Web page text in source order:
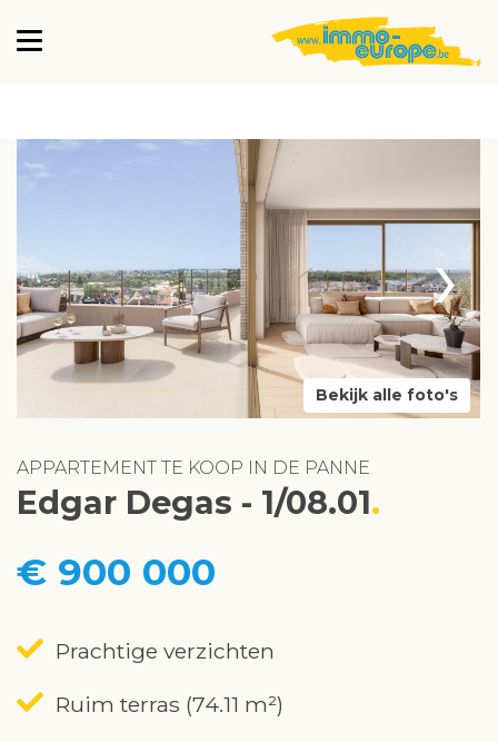
›
Bekijk alle foto's
APPARTEMENT TE KOOP IN DE PANNE
Edgar Degas - 1/08.01
€ 900 000
Prachtige verzichten
Ruim terras (74.11 m²)